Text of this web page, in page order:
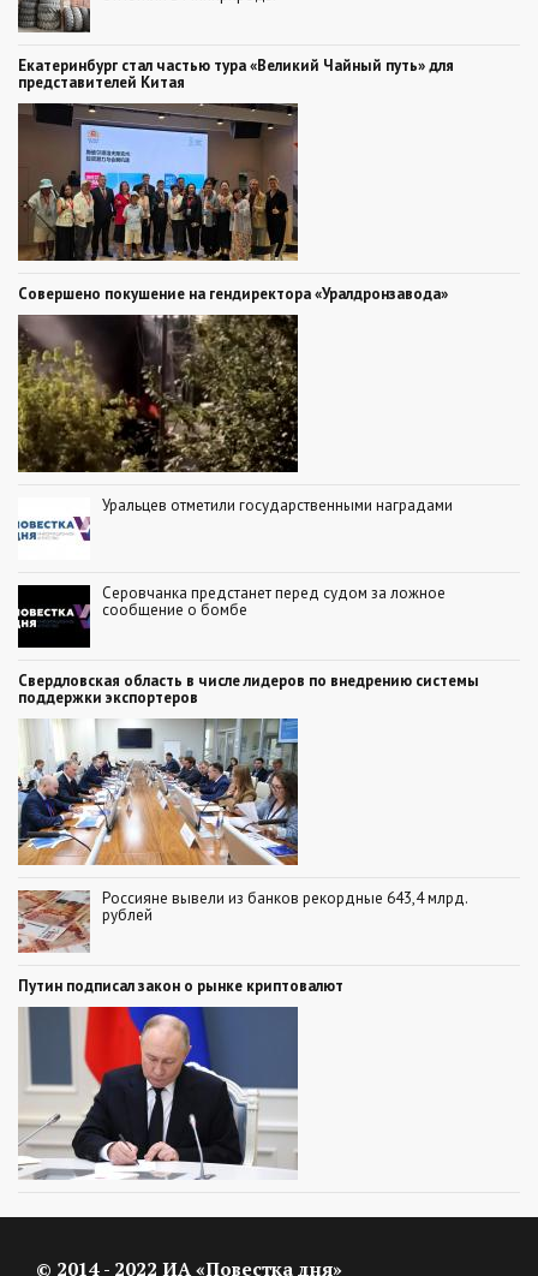
Екатеринбург стал частью тура «Великий Чайный путь» для
представителей Китая
Совершено покушение на гендиректора «Уралдронзавода»
Уральцев отметили государственными наградами
Серовчанка предстанет перед судом за ложное
сообщение о бомбе
Свердловская область в числе лидеров по внедрению системы
поддержки экспортеров
Россияне вывели из банков рекордные 643,4 млрд.
рублей
Путин подписал закон о рынке криптовалют
© 2014 - 2022 ИА «Повестка дня»